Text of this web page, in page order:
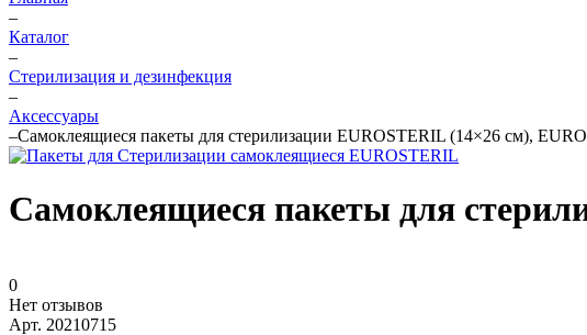
–
Каталог
–
Стерилизация и дезинфекция
–
Аксессуары
–Самоклеящиеся пакеты для стерилизации EUROSTERIL (14×26 см),
Самоклеящиеся пакеты для
0
Нет отзывов
Арт. 20210715